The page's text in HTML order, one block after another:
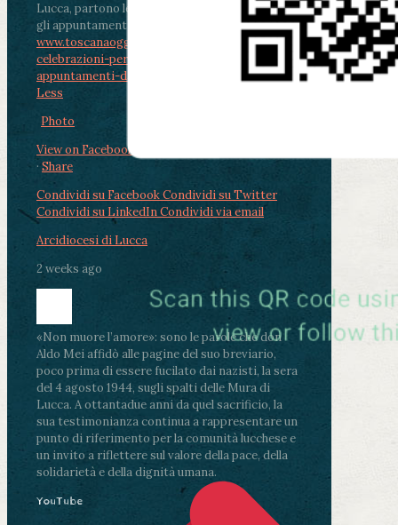
Lucca, partono le celebrazioni per don Aldo Mei:
gli appuntamenti dal 2 al 4 agosto
www.toscanaoggi.it/lucca-partono-le-
celebrazioni-per-don-aldo-mei-gli-
appuntamenti-dal-2-al-4-ago...
See MoreSee
Less
Photo
View on Facebook
· Share
Condividi su FacebookCondividi su Twitter
Condividi su LinkedInCondividi via email
Arcidiocesi di Lucca
2 weeks ago
«Non muore l’amore»: sono le parole che don
Aldo Mei affidò alle pagine del suo breviario,
poco prima di essere fucilato dai nazisti, la sera
del 4 agosto 1944, sugli spalti delle Mura di
Lucca. A ottantadue anni da quel sacrificio, la
sua testimonianza continua a rappresentare un
punto di riferimento per la comunità lucchese e
un invito a riflettere sul valore della pace, della
solidarietà e della dignità umana.
YouTube